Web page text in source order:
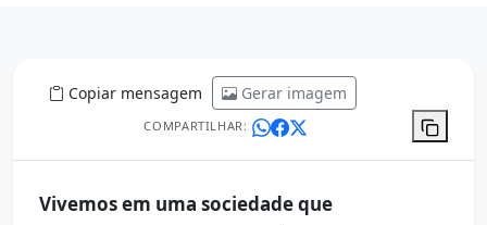
Copiar mensagem Gerar imagem
COMPARTILHAR:
Vivemos em uma sociedade que